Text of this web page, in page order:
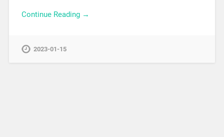
Continue Reading →
2023-01-15